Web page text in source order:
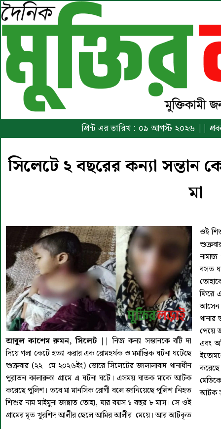
প্রিন্ট এর তারিখ : ০৯ আগস্ট ২০২৬ ||
সিলেটে ২ বছরের কন্যা সন্তান
মা
আবুল কাশেম রুমন, সিলেট ||নিজ কন্যা সন্তানকে বটি দা
দিয়ে গলা কেটে হত্যা করার এক রোমহর্ষক ও মর্মান্তিক ঘটনা ঘটেছে
শুক্রবার (২২ মে ২০২৬ইং) ভোরে সিলেটের জালালাবাদ থানাধীন
পুরাতন কালারুকা গ্রামে এ ঘটনা ঘটে। এসময় ঘাতক মাকে আটক
করেছে পুলিশ। তবে মা মানসিক রোগী বলে জানিয়েছে পুলিশ।নিহত
শিশুর নাম মাইমুনা জান্নাত তোহা, যার বয়স ১ বছর ৮ মাস। সে ওই
গ্রামের মৃত খুরশিদ আলীর ছেলে আমির আলীর মেয়ে। আর আটকৃত
ওই
বসত
ফিরে
থানার
পেয়ে
এবং
আটক